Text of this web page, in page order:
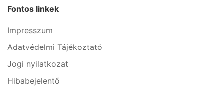
Fontos linkek
Impresszum
Adatvédelmi Tájékoztató
Jogi nyilatkozat
Hibabejelentő